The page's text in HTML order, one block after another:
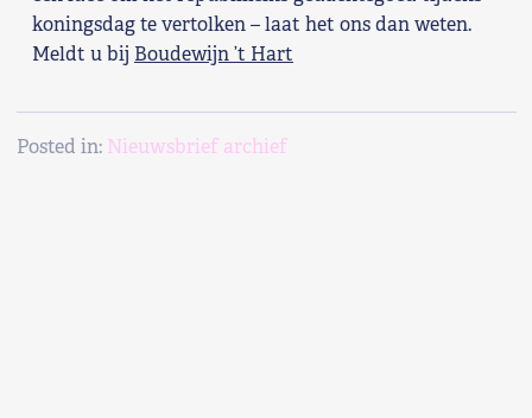
koningsdag te vertolken – laat het ons dan weten.
Meldt u bij Boudewijn ’t Hart
Posted in: Nieuwsbrief archief